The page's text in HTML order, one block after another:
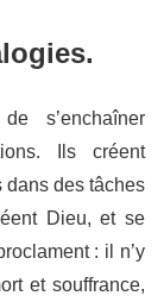
s’enchaîner
Ils créent
dans des tâches
Dieu, et se
: il n’y
et souffrance,